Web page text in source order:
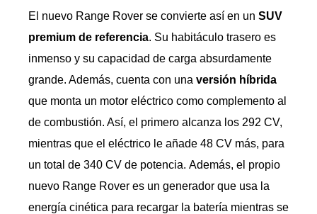
El nuevo Range Rover se convierte así en un SUV
premium de referencia. Su habitáculo trasero es
inmenso y su capacidad de carga absurdamente
grande. Además, cuenta con una versión híbrida
que monta un motor eléctrico como complemento al
de combustión. Así, el primero alcanza los 292 CV,
mientras que el eléctrico le añade 48 CV más, para
un total de 340 CV de potencia. Además, el propio
nuevo Range Rover es un generador que usa la
energía cinética para recargar la batería mientras se